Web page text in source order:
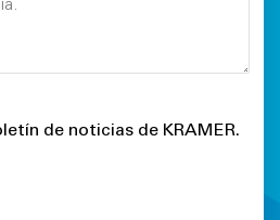
de noticias de KRAMER.